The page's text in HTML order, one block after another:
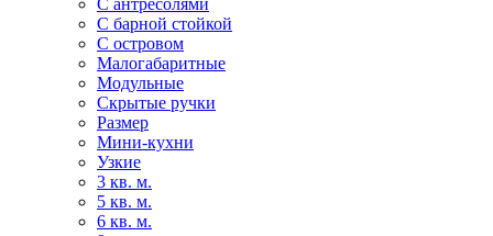
С антресолями
С барной стойкой
С островом
Малогабаритные
Модульные
Скрытые ручки
Размер
Мини-кухни
Узкие
3 кв. м.
5 кв. м.
6 кв. м.